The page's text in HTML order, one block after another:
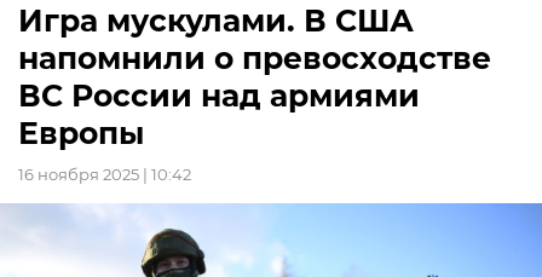
Игра мускулами. В США
напомнили о превосходстве
ВС России над армиями
Европы
16 ноября 2025 | 10:42